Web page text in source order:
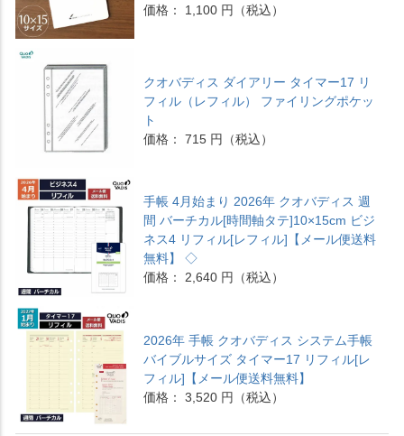
価格： 1,100 円（税込）
クオバディス ダイアリー タイマー17 リ
フィル（レフィル） ファイリングポケッ
ト
価格： 715 円（税込）
手帳 4月始まり 2026年 クオバディス 週
間 バーチカル[時間軸タテ]10×15cm ビジ
ネス4 リフィル[レフィル]【メール便送料
無料】 ◇
価格： 2,640 円（税込）
2026年 手帳 クオバディス システム手帳
バイブルサイズ タイマー17 リフィル[レ
フィル]【メール便送料無料】
価格： 3,520 円（税込）